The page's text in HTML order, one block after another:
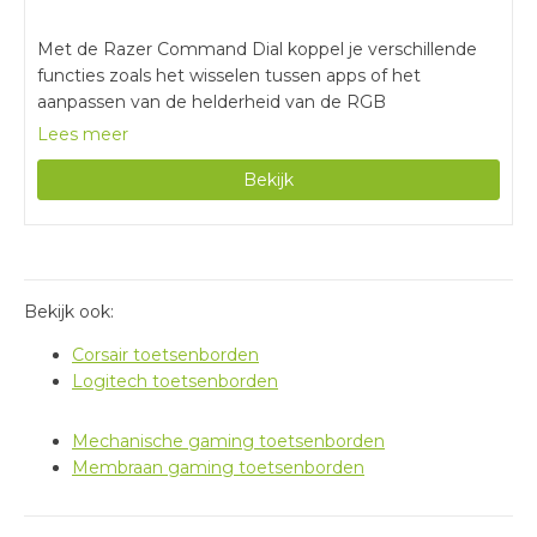
Met de Razer Command Dial koppel je verschillende
functies zoals het wisselen tussen apps of het
aanpassen van de helderheid van de RGB
verlichting.De lichtsensor in de optische toetsen
welke instellingen je aanpast met de media knoppen
en het led scherm.Met een bedraad toetsenbord heb
Lees meer
Bekijk
Bekijk ook:
Corsair toetsenborden
Logitech toetsenborden
Mechanische gaming toetsenborden
Membraan gaming toetsenborden